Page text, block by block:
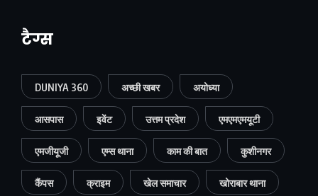
टैग्स
DUNIYA 360 अच्छी खबर अयोध्या
आसपास इवेंट उत्तम प्रदेश एमएमएमयूटी
एमजीयूजी एम्स थाना काम की बात कुशीनगर
कैंपस क्राइम खेल समाचार खोराबार थाना